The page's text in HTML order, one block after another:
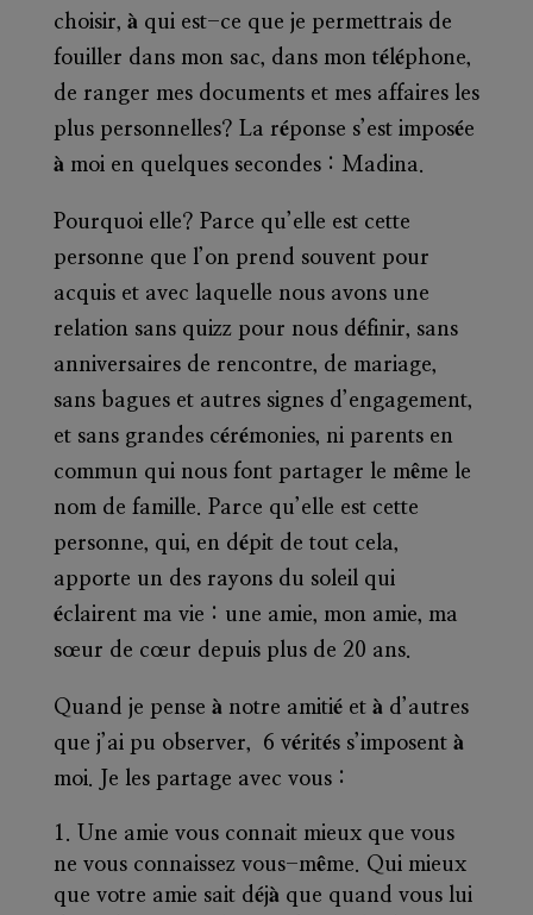
choisir, à qui est-ce que je permettrais de
fouiller dans mon sac, dans mon téléphone,
de ranger mes documents et mes affaires les
plus personnelles? La réponse s’est imposée
à moi en quelques secondes : Madina.
Pourquoi elle? Parce qu’elle est cette
personne que l’on prend souvent pour
acquis et avec laquelle nous avons une
relation sans quizz pour nous définir, sans
anniversaires de rencontre, de mariage,
sans bagues et autres signes d’engagement,
et sans grandes cérémonies, ni parents en
commun qui nous font partager le même le
nom de famille. Parce qu’elle est cette
personne, qui, en dépit de tout cela,
apporte un des rayons du soleil qui
éclairent ma vie : une amie, mon amie, ma
sœur de cœur depuis plus de 20 ans.
Quand je pense à notre amitié et à d’autres
que j’ai pu observer, 6 vérités s’imposent à
moi. Je les partage avec vous :
Une amie vous connait mieux que vous
ne vous connaissez vous-même. Qui mieux
que votre amie sait déjà que quand vous lui